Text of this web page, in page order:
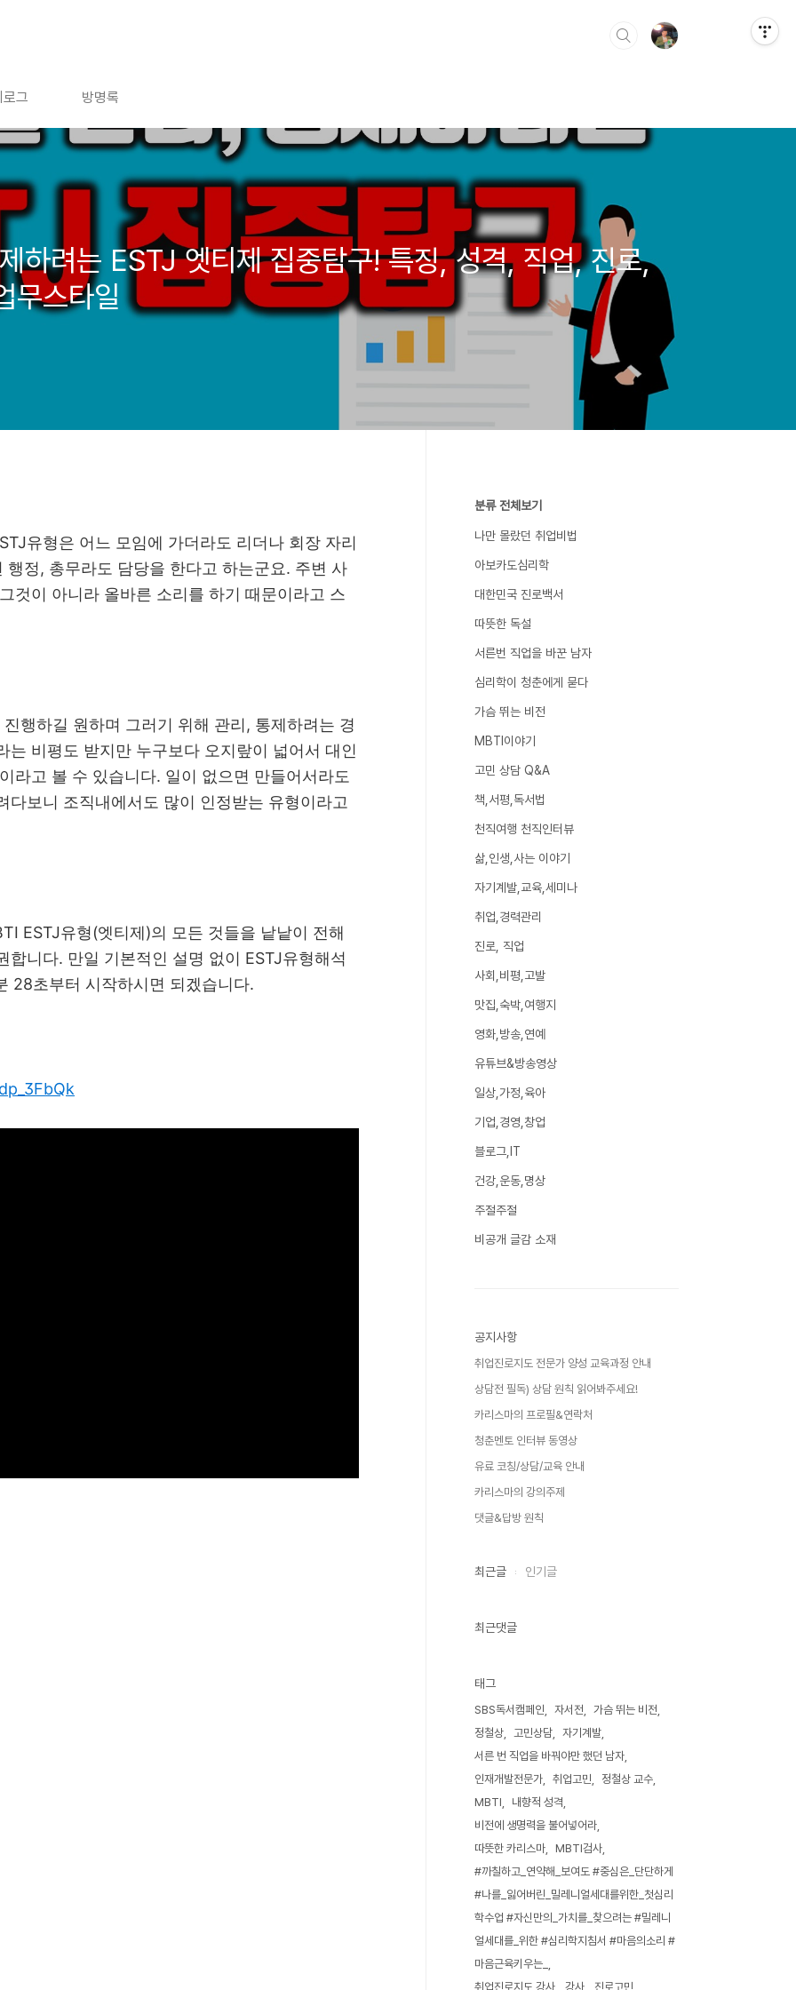
로그 방명록
하려는 ESTJ 엣티제 집중탐구! 특징, 성격, 직업, 진로,
무스타일
유형은 어느 모임에 가더라도 리더나 회장 자리
행정, 총무라도 담당을 한다고 하는군요. 주변 사
것이 아니라 올바른 소리를 하기 때문이라고 스
행하길 원하며 그러기 위해 관리 , 통제하려는 경
는 비평도 받지만 누구보다 오지랖이 넓어서 대인
라고 볼 수 있습니다. 일이 없으면 만들어서라도
보니 조직내에서도 많이 인정받는 유형이라고
ESTJ유형(엣티제)의 모든 것들을 낱낱이 전해
합니다. 만일 기본적인 설명 없이 ESTJ유형해석
28초부터 시작하시면 되겠습니다.
분류 전체보기
나만 몰랐던 취업비법
아보카도심리학
대한민국 진로백서
따뜻한 독설
서른번 직업을 바꾼 남자
심리학이 청춘에게 묻다
가슴 뛰는 비전
MBTI이야기
고민 상담 Q&A
책,서평,독서법
천직여행 천직인터뷰
삶,인생,사는 이야기
자기계발,교육,세미나
취업,경력관리
진로, 직업
사회,비평,고발
맛집,숙박,여행지
영화,방송,연예
유튜브&방송영상
일상,가정,육아
기업,경영,창업
블로그,IT
건강,운동,명상
주절주절
비공개 글감 소재
공지사항
취업진로지도 전문가 양성 교육과정 안내
상담전 필독) 상담 원칙 읽어봐주세요!
카리스마의 프로필&연락처
청춘멘토 인터뷰 동영상
유료 코칭/상담/교육 안내
카리스마의 강의주제
댓글&답방 원칙
최근글 인기글
최근댓글
태그
SBS독서캠페인 자서전
가슴 뛰는 비전
정철상
고민상담
자기계발
서른 번 직업을 바꿔야만 했던 남자
인재개발전문가
취업고민
정철상 교수
MBTI
내향적 성격
비전에 생명력을 불어넣어라
따뜻한 카리스마
MBTI검사
#까칠하고_연약해_보여도 #중심은_단단하게
#나를_잃어버린_밀레니얼세대를위한_첫심리
학수업 #자신만의_가치를_찾으려는 #밀레니
얼세대를_위한 #심리학지침서 #마음의소리 #
마음근육키우는_
취업진로지도 강사
강사 진로고민